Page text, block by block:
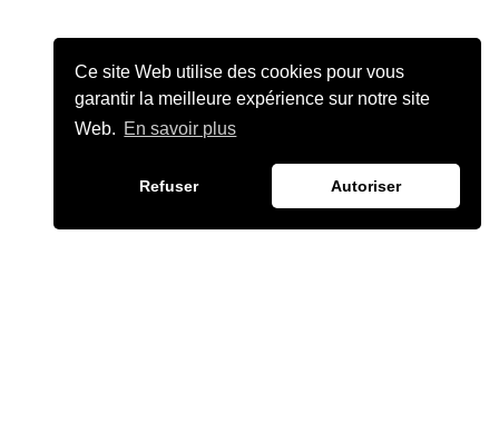
Ce site Web utilise des cookies pour vous
garantir la meilleure expérience sur notre site
Web. En savoir plus
Refuser Autoriser